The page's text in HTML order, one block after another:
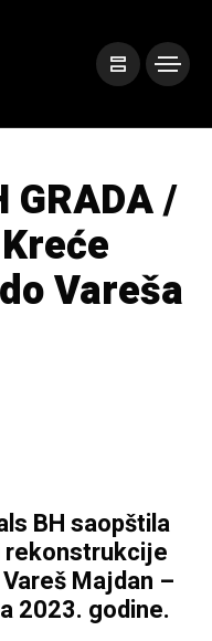
GRADA /
Vareša
BH saopštila
rekonstrukcije
Majdan –
2023. godine.